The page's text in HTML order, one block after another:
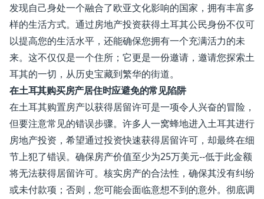
发现自己身处一个融合了欧亚文化影响的国家，拥有丰富多
样的生活方式。通过房地产投资获得土耳其公民身份不仅可
以提高您的生活水平，还能确保您拥有一个充满活力的未
来。这不仅仅是一个住所；它更是一份邀请，邀请您探索土
耳其的一切，从历史宝藏到繁华的街道。
在土耳其购买房产居住时应避免的常见陷阱
在土耳其购置房产以获得居留许可是一项令人兴奋的冒险，
但要注意常见的错误步骤。许多人一窝蜂地进入土耳其进行
房地产投资，希望通过投资快速获得居留许可，却最终在细
节上犯了错误。确保房产价值至少为25万美元--低于此金额
将无法获得居留许可。核实房产的合法性，确保其没有纠纷
或未付款项；否则，您可能会面临意想不到的意外。彻底调